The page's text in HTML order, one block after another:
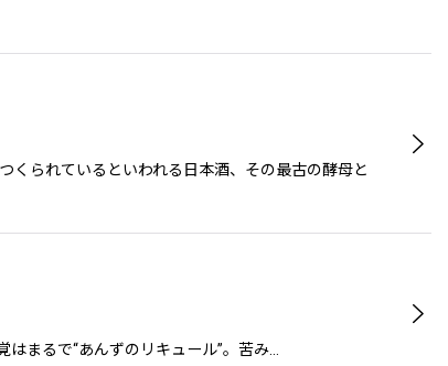
くられているといわれる日本酒、その最古の酵母と
まるで“あんずのリキュール”。苦み…